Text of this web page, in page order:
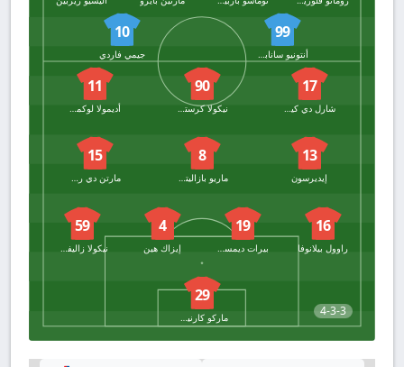
99
أنتونيو سانابريا
10
جيمي فاردي
4-3-3
17
شارل دي كيتيلير
90
نيكولا كرستوفيتش
11
أديمولا لوكمان
13
إيديرسون
8
ماريو بازاليتش
15
مارتن دي رون
16
راوول بيلانوفا
19
4
إيزاك هين
59
29
ماركو كارنيسيكي